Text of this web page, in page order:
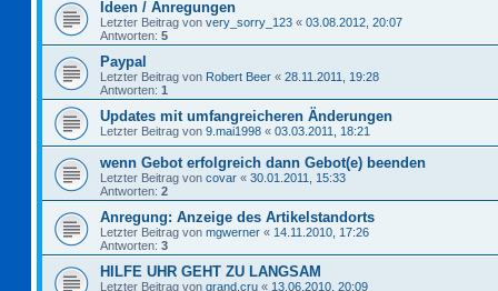
Ideen / Anregungen
Letzter Beitrag von very_sorry_123 « 03.08.2012, 20:07
Antworten: 5
Paypal
Letzter Beitrag von Robert Beer « 28.11.2011, 19:28
Antworten: 1
Updates mit umfangreicheren Änderungen
Letzter Beitrag von 9.mai1998 « 03.03.2011, 18:21
wenn Gebot erfolgreich dann Gebot(e) beenden
Letzter Beitrag von covar « 30.01.2011, 15:33
Antworten: 2
Anregung: Anzeige des Artikelstandorts
Letzter Beitrag von mgwerner « 14.11.2010, 17:26
Antworten: 3
HILFE UHR GEHT ZU LANGSAM
Letzter Beitrag von grand.cru « 13.06.2010, 20:09